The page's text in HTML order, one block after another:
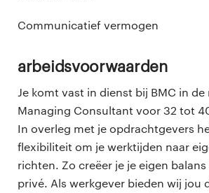
Communicatief vermogen
Arbeidsvoorwaarden
Je komt vast in dienst bij BMC in de
Managing Consultant voor 32 tot
In overleg met je opdrachtgevers
flexibiliteit om je werktijden naar
richten. Zo creëer je je eigen
privé. Als werkgever bieden wij jou